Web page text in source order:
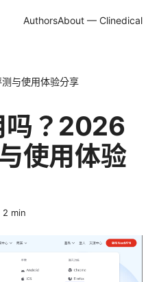
AuthorsAbout — Clinedical
与使用体验分享
吗？2026
使用体验
2 min